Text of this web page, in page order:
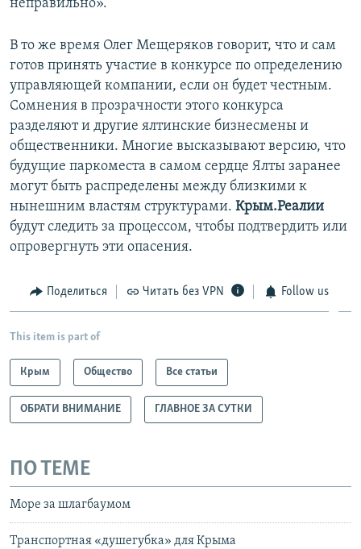
неправильно».
В то же время Олег Мещеряков говорит, что и сам
готов принять участие в конкурсе по определению
управляющей компании, если он будет честным.
Сомнения в прозрачности этого конкурса
разделяют и другие ялтинские бизнесмены и
общественники. Многие высказывают версию, что
будущие паркоместа в самом сердце Ялты заранее
могут быть распределены между близкими к
нынешним властям структурами. Крым.Реалии
будут следить за процессом, чтобы подтвердить или
опровергнуть эти опасения.
Поделиться Читать без VPN Follow us
This item is part of
Крым Общество Все статьи
ОБРАТИ ВНИМАНИЕ ГЛАВНОЕ ЗА СУТКИ
ПО ТЕМЕ
Море за шлагбаумом
Транспортная «душегубка» для Крыма